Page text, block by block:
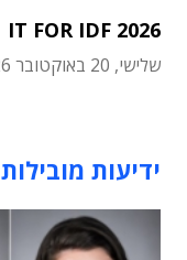
IT FOR IDF 2026
שלישי, 20 באוקטובר 2026
ידיעות מובילות